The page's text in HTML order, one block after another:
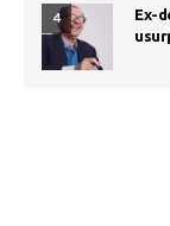
4
Ex-